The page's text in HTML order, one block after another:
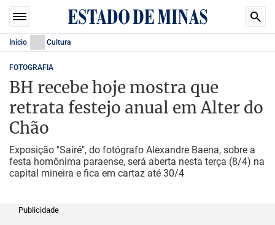
Início Cultura
FOTOGRAFIA
BH recebe hoje mostra que
retrata festejo anual em Alter do
Chão
Exposição "Sairé", do fotógrafo Alexandre Baena, sobre a
festa homônima paraense, será aberta nesta terça (8/4) na
capital mineira e fica em cartaz até 30/4
Publicidade